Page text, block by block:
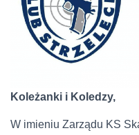
Koleżanki i Koledzy,
W imieniu Zarządu KS